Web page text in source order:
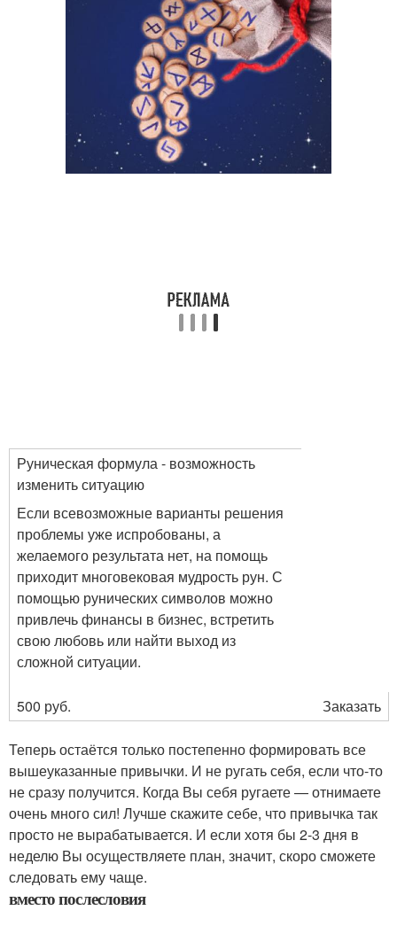
Руническая формула - возможность
изменить ситуацию
Если всевозможные варианты решения
проблемы уже испробованы, а
желаемого результата нет, на помощь
приходит многовековая мудрость рун. С
помощью рунических символов можно
привлечь финансы в бизнес, встретить
свою любовь или найти выход из
сложной ситуации.
500 руб. Заказать
Теперь остаётся только постепенно формировать все
вышеуказанные привычки. И не ругать себя, если что-то
не сразу получится. Когда Вы себя ругаете — отнимаете
очень много сил! Лучше скажите себе, что привычка так
просто не вырабатывается. И если хотя бы 2-3 дня в
неделю Вы осуществляете план, значит, скоро сможете
следовать ему чаще.
вместо послесловия